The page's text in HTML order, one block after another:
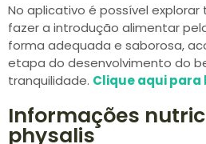
No aplicativo é possível explorar
fazer a introdução alimentar
forma adequada e saborosa,
etapa do desenvolvimento do
tranquilidade. Clique aqui para
Informações
physalis